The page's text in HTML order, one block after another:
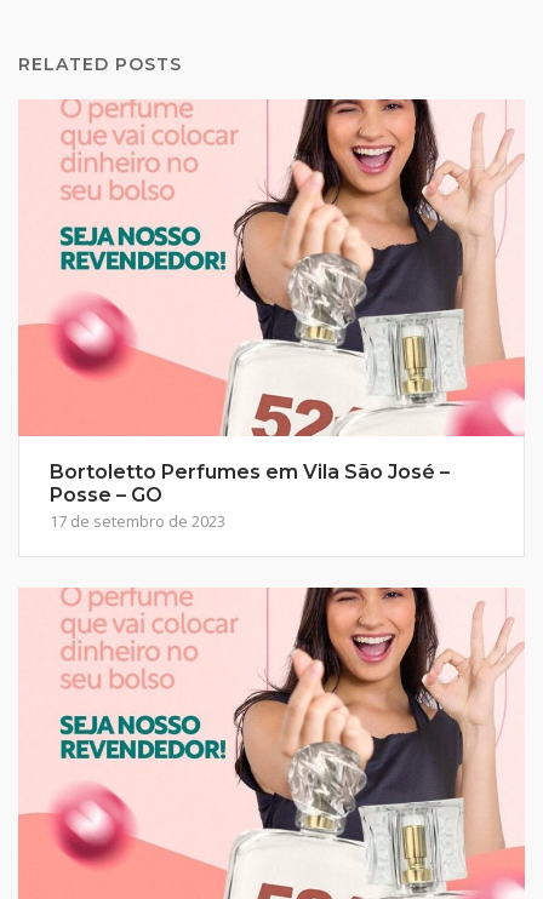
RELATED POSTS
Bortoletto Perfumes em Vila São José –
Posse – GO
17 de setembro de 2023